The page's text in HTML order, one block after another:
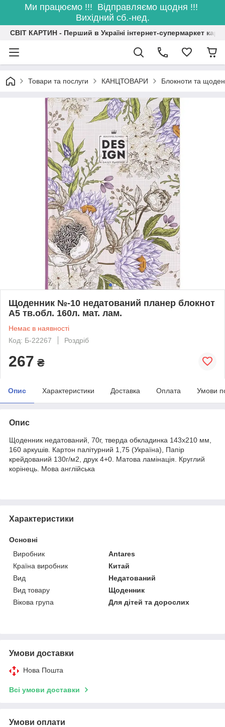
Ми працюємо !!! Відправляємо щодня !!!
Вихідний сб.-нед.
СВІТ КАРТИН - Перший в Україні інтернет-супермаркет
Товари та послуги КАНЦТОВАРИ Блокноти та
Щоденник №-10 недатований планер блокнот
А5 тв.обл. 160л. мат. лам.
Немає в наявності
Код: Б-22267
Роздріб
267 ₴
Опис Характеристики Доставка Оплата Умови
Опис
Щоденник недатований, 70г, тверда обкладинка 143х210 мм,
160 аркушів. Картон палітурний 1,75 (Україна), Папір
крейдований 130г/м2, друк 4+0. Матова ламінація. Круглий
корінець. Мова англійська
Характеристики
Основні
Виробник
Antares
Країна виробник
Китай
Вид
Недатований
Вид товару
Щоденник
Вікова група
Для дітей та дорослих
Умови доставки
Нова Пошта
Всі умови доставки
Умови оплати